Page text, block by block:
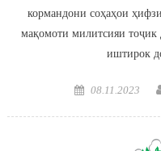
кормандони соҳаҳои
мақомоти милитсияи тоҷик
иштирок
Posted on
08.11.2023